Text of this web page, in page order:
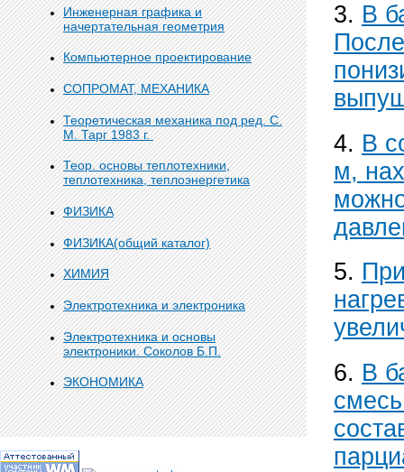
Инженерная графика и
начертательная геометрия
Компьютерное проектирование
СОПРОМАТ, МЕХАНИКА
Теоретическая механика под ред. С.
М. Тарг 1983 г.
Теор. основы теплотехники,
теплотехника, теплоэнергетика
ФИЗИКА
ФИЗИКА(общий каталог)
ХИМИЯ
Электротехника и электроника
Электротехника и основы
электроники. Соколов Б.П.
ЭКОНОМИКА
3. В
4. В
м,
5.
6. В